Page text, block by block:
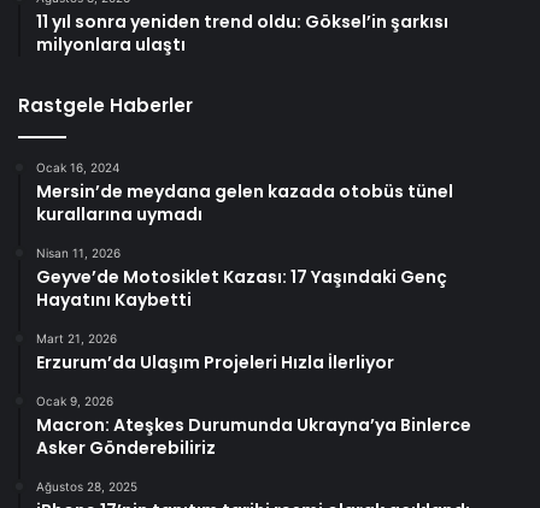
11 yıl sonra yeniden trend oldu: Göksel’in şarkısı
milyonlara ulaştı
Rastgele Haberler
Ocak 16, 2024
Mersin’de meydana gelen kazada otobüs tünel
kurallarına uymadı
Nisan 11, 2026
Geyve’de Motosiklet Kazası: 17 Yaşındaki Genç
Hayatını Kaybetti
Mart 21, 2026
Erzurum’da Ulaşım Projeleri Hızla İlerliyor
Ocak 9, 2026
Macron: Ateşkes Durumunda Ukrayna’ya Binlerce
Asker Gönderebiliriz
Ağustos 28, 2025